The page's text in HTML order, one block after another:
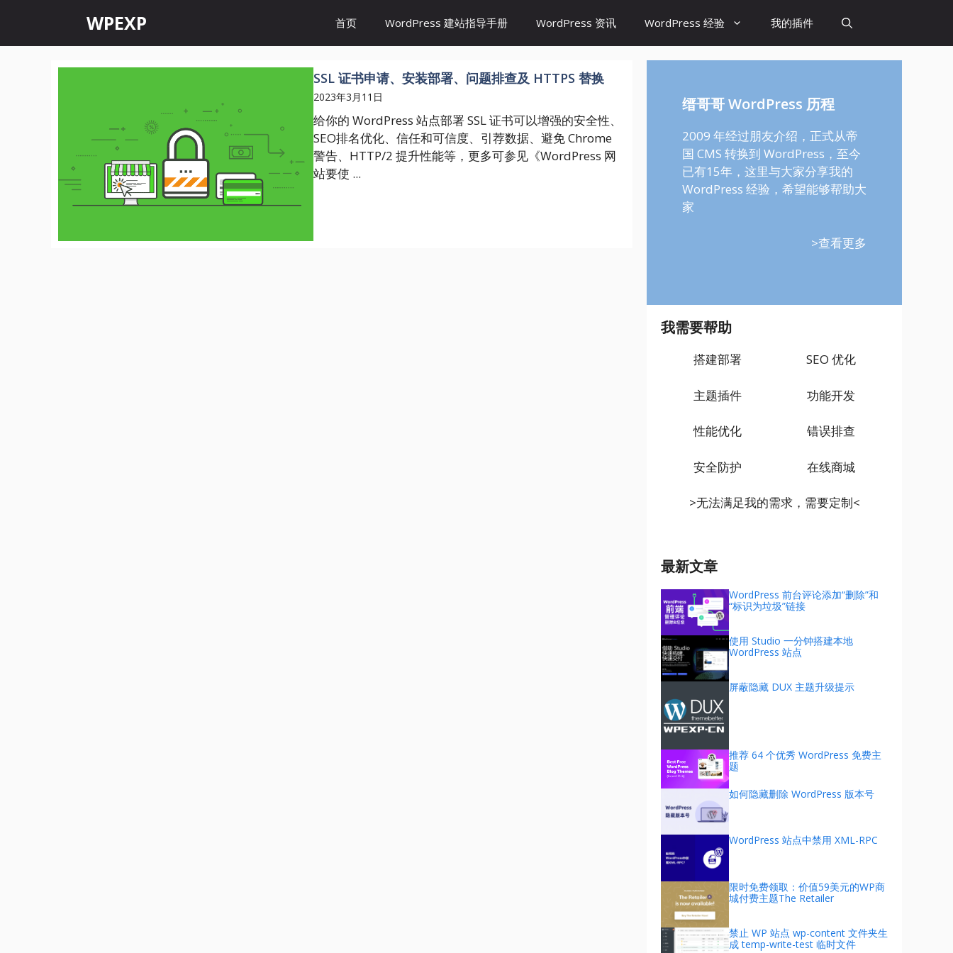
内
WPEXP 首页 WordPress 建站指导手册 WordPress 资讯 WordPress 经验 我的插件
SSL 证书申请、安装部署、问题排查及 HTTPS 替换
2023年3月11日
给你的 WordPress 站点部署 SSL 证书可以增强的安全性、
SEO排名优化、信任和可信度、引荐数据、避免 Chrome
警告、HTTP/2 提升性能等，更多可参见《WordPress 网
站要使 ...
缙哥哥 WordPress 历程
2009 年经过朋友介绍，正式从帝
国 CMS 转换到 WordPress，至今
已有15年，这里与大家分享我的
WordPress 经验，希望能够帮助大
家
>查看更多
我需要帮助
搭建部署
主题插件
性能优化
安全防护
SEO 优化
功能开发
错误排查
在线商城
>无法满足我的需求，需要定制<
最新文章
WordPress 前台评论添加“删除”和
“标识为垃圾”链接
使用 Studio 一分钟搭建本地
WordPress 站点
屏蔽隐藏 DUX 主题升级提示
推荐 64 个优秀 WordPress 免费主
题
如何隐藏删除 WordPress 版本号
WordPress 站点中禁用 XML-RPC
限时免费领取：价值59美元的WP商
城付费主题The Retailer
禁止 WP 站点 wp-content 文件夹生
成 temp-write-test 临时文件